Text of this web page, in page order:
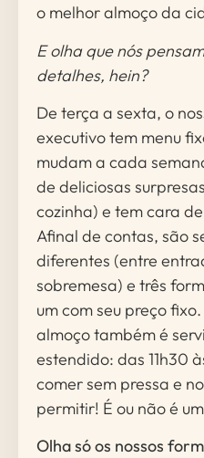
o melhor almoço da
E olha que nós
detalhes, hein?
De terça a sexta, o
executivo tem menu
mudam a cada
de deliciosas
cozinha) e tem cara
Afinal de contas, são
diferentes (entre
sobremesa) e três
um com seu preço
almoço também é
estendido: das 11h30
comer sem pressa e
permitir! É ou não é
Olha só os nossos